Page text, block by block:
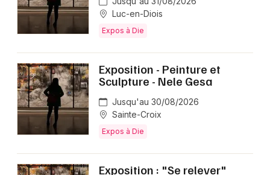
Luc-en-Diois
Expos à Die
Exposition - Peinture et
Sculpture - Nele Gesa
Jusqu'au 30/08/2026
Sainte-Croix
Expos à Die
Exposition : "Se relever"